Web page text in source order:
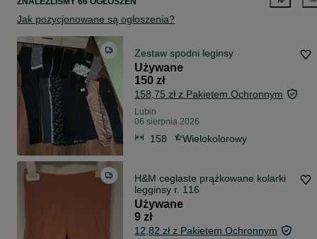
Jak pozycjonowane są ogłoszenia?
Zestaw spodni leginsy
Używane
150 zł
158,75 zł z Pakietem Ochronnym
Lubin
06 sierpnia 2026
158 Wielokolorowy
H&M ceglaste prążkowane kolarki
legginsy r. 116
Używane
9 zł
12,82 zł z Pakietem Ochronnym